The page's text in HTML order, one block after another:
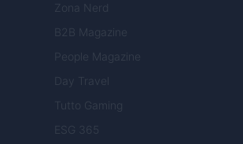
Zona Nerd
B2B Magazine
People Magazine
Day Travel
Tutto Gaming
ESG 365